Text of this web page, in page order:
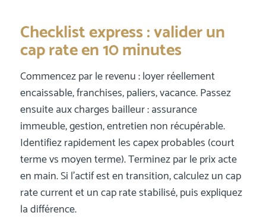
Checklist express : valider un
cap rate en 10 minutes
Commencez par le revenu : loyer réellement
encaissable, franchises, paliers, vacance. Passez
ensuite aux charges bailleur : assurance
immeuble, gestion, entretien non récupérable.
Identifiez rapidement les capex probables (court
terme vs moyen terme). Terminez par le prix acte
en main. Si l’actif est en transition, calculez un cap
rate current et un cap rate stabilisé, puis expliquez
la différence.